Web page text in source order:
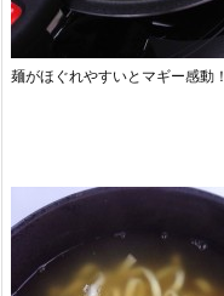
麺がほぐれやすいとマギー感動！